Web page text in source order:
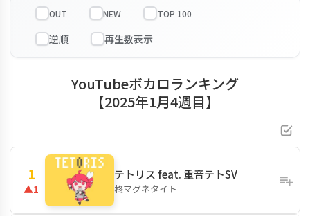
OUT NEW TOP 100
YouTubeボカロランキング
【2025年1月4週目】
1
▲1
テトリス feat. 重音テトSV
柊マグネタイト